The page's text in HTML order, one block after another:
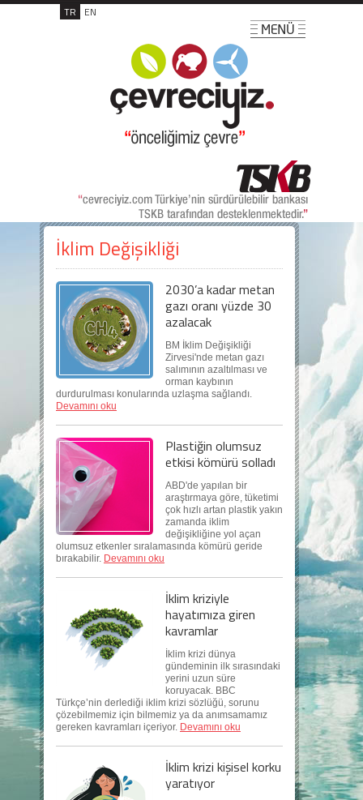
TR EN
İklim Değişikliği
2030’a kadar metan
gazı oranı yüzde 30
azalacak
BM İklim Değişikliği
Zirvesi'nde metan gazı
salımının azaltılması ve
orman kaybının
durdurulması konularında uzlaşma sağlandı.
Devamını oku
Plastiğin olumsuz
etkisi kömürü solladı
ABD'de yapılan bir
araştırmaya göre, tüketimi
çok hızlı artan plastik yakın
zamanda iklim
değişikliğine yol açan
olumsuz etkenler sıralamasında kömürü geride
bırakabilir. Devamını oku
İklim kriziyle
hayatımıza giren
kavramlar
İklim krizi dünya
gündeminin ilk sırasındaki
yerini uzun süre
koruyacak. BBC
Türkçe’nin derlediği iklim krizi sözlüğü, sorunu
çözebilmemiz için bilmemiz ya da anımsamamız
gereken kavramları içeriyor. Devamını oku
İklim krizi kişisel korku
yaratıyor